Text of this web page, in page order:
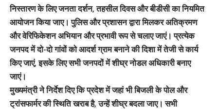
निस्तारण के लिए जनता दर्शन, तहसील दिवस और बीडीसी का नियमित
आयोजन किया जाए। पुलिस और प्रशासन द्वारा मिलकर अतिक्रमण
और वेरिफिकेशन अभियान और प्रभावी रूप से चलाए जाएं। प्रत्येक
जनपद में दो-दो गांवों को आदर्श ग्राम बनाने की दिशा में तेजी से कार्य
किए जाएं, इसके लिए सभी जनपदों में शीघ्र नोडल अधिकारी बनाए
जाएं।
मुख्यमंत्री ने निर्देश दिए कि प्रदेश में जहां भी बिजली के पोल और
ट्रांसफार्मर की स्थिति खराब है, उन्हें शीघ्र बदला जाए। सभी